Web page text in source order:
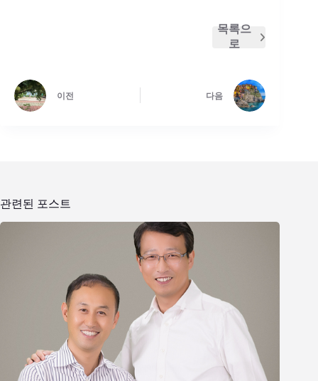
목록으
로
이전 다음
관련된 포스트